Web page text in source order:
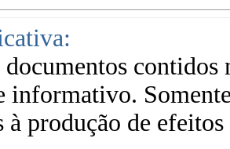
contidos
informativo.
à produção de